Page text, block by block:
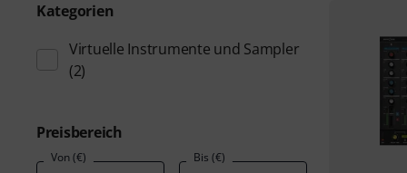
Kategorien
Virtuelle Instrumente und Sampler
(2)
Preisbereich
Von (€) Bis (€)